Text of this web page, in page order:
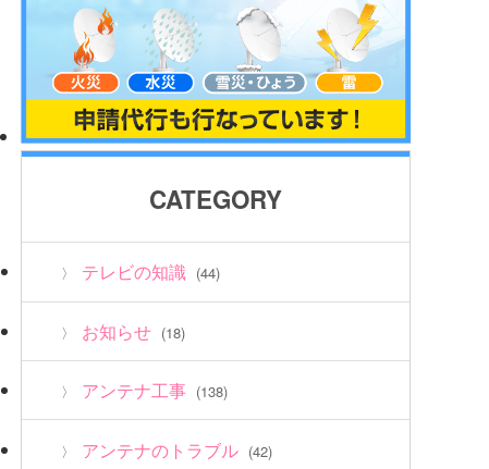
CATEGORY
テレビの知識 (44)
お知らせ (18)
アンテナ工事 (138)
アンテナのトラブル (42)